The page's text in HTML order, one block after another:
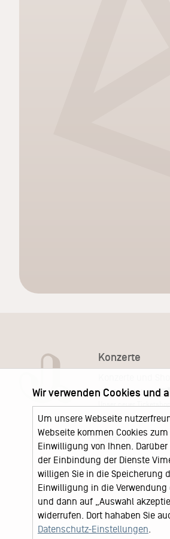
Konzerte
KJ Ticketshop
Unser neuer Ticketshop
News
Locations
Wir verwenden Cookies und
Um unsere Webseite
Webseite kommen Cookies
Einwilligung von Ihnen.
der Einbindung der Dienste
willigen Sie in die Speicherung
Einwilligung in die
und dann auf „Auswahl
widerrufen. Dort hahaben Sie
Datenschutz-Einstellungen